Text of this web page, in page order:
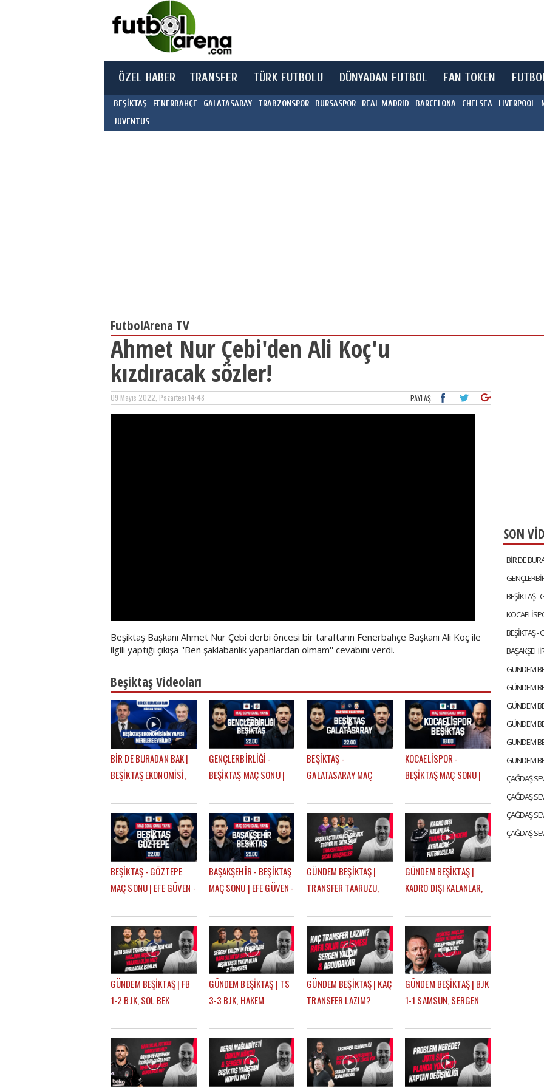
ÖZEL HABER TRANSFER TÜRK FUTBOLU DÜNYADAN FUTBOL FAN TOKEN
BEŞİKTAŞ FENERBAHÇE GALATASARAY TRABZONSPOR BURSASPOR REAL MADRID BARCELONA CHELSEA LIVERPOOL
JUVENTUS
FutbolArena TV
Ahmet Nur Çebi'den Ali Koç'u
kızdıracak sözler!
09 Mayıs 2022, Pazartesi 14:48 PAYLAŞ
Beşiktaş Başkanı Ahmet Nur Çebi derbi öncesi bir taraftarın Fenerbahçe Başkanı Ali Koç ile
ilgili yaptığı çıkışa ''Ben şaklabanlık yapanlardan olmam'' cevabını verdi.
Beşiktaş Videoları
BİR DE BURADAN BAK |
BEŞİKTAŞ EKONOMİSİ,
DEVRE ARASI
TRANSFERLERİ |
GÖKHAN TİRYAKİ
GENÇLERBİRLİĞİ -
BEŞİKTAŞ MAÇ SONU |
BEŞİKTAŞ -
GALATASARAY MAÇ
MERT KURT
KOCAELİSPOR -
BEŞİKTAŞ MAÇ SONU |
SEVİNÇ
BEŞİKTAŞ - GÖZTEPE
MAÇ SONU | EFE GÜVEN -
BAŞAKŞEHİR - BEŞİKTAŞ
MAÇ SONU | EFE GÜVEN -
GÜNDEM BEŞİKTAŞ |
TRANSFER TAARUZU,
AGBADOU, JORGENSEN,
STROEYKENS | ÇAĞDAŞ
SEVİNÇ
GÜNDEM BEŞİKTAŞ |
KADRO DIŞI KALANLAR,
AYRILACAK
FUTBOLCULAR | ÇAĞDAŞ
SEVİNÇ
GÜNDEM BEŞİKTAŞ | FB
1-2 BJK, SOL BEK
ÖZCAN, RASKIN, MERT
GÜNOK | ÇAĞDAŞ
SEVİNÇ
GÜNDEM BEŞİKTAŞ | TS
3-3 BJK, HAKEM
HADJAM, AGBADOU,
RASKIN | ÇAĞDAŞ
SEVİNÇ
GÜNDEM BEŞİKTAŞ | KAÇ
TRANSFER LAZIM?
SILVA GELİŞMESİ,
ABOUBAKAR | ÇAĞDAŞ
SEVİNÇ
GÜNDEM BEŞİKTAŞ | BJK
1-1 SAMSUN, SERGEN
KARAOĞLAN, İLK 11
TERCİHLERİ | ÇAĞDAŞ
SEVİNÇ
SON
BEŞİKTAŞ -
BEŞİKTAŞ -